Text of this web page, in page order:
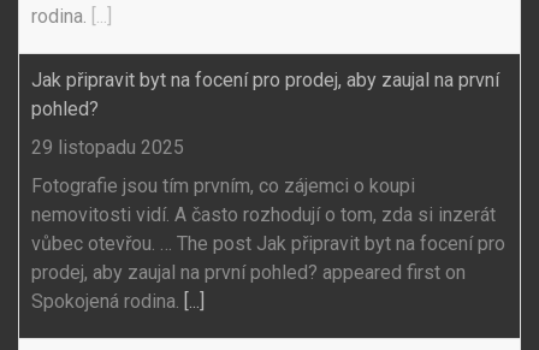
rodina. [...]
Jak připravit byt na focení pro prodej, aby zaujal na první
pohled?
29 listopadu 2025
Fotografie jsou tím prvním, co zájemci o koupi
nemovitosti vidí. A často rozhodují o tom, zda si inzerát
vůbec otevřou. … The post Jak připravit byt na focení pro
prodej, aby zaujal na první pohled? appeared first on
Spokojená rodina. [...]